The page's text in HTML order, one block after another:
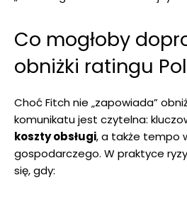
Co mogłoby
obniżki ratingu
Choć Fitch nie „zapowiada”
komunikatu jest czytelna:
koszty obsługi, a także tempo
gospodarczego. W praktyce
się, gdy: